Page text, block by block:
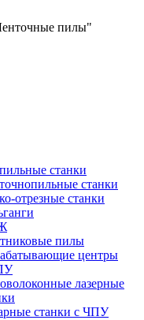
пилы"
станки
станки
отрезные станки
пилы
центры
лазерные
станки с ЧПУ